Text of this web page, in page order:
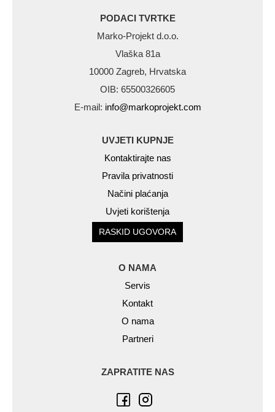
PODACI TVRTKE
Marko-Projekt d.o.o.
Vlaška 81a
10000 Zagreb, Hrvatska
OIB: 65500326605
E-mail: info@markoprojekt.com
UVJETI KUPNJE
Kontaktirajte nas
Pravila privatnosti
Načini plaćanja
Uvjeti korištenja
RASKID UGOVORA
O NAMA
Servis
Kontakt
O nama
Partneri
ZAPRATITE NAS